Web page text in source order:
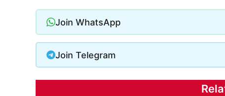
Join WhatsApp
Join Telegram